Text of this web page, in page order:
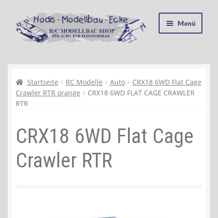
Zur
Navigation
springen
Zum
Inhalt
springen
Menü
Kasse
Mein Konto
Recycling, Entsorgung und Umwelt
Shop
Warenkorb
Startseite RC Modelle Auto
CRX18 6WD Flat Cage
Crawler RTR orange
CRX18 6WD FLAT CAGE CRAWLER
RTR
CRX18 6WD Flat Cage
Crawler RTR